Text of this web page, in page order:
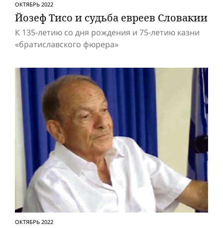
ОКТЯБРЬ 2022
Йозеф Тисо и судьба евреев Словакии
К 135-летию со дня рождения и 75-летию казни
«братиславского фюрера»
ОКТЯБРЬ 2022